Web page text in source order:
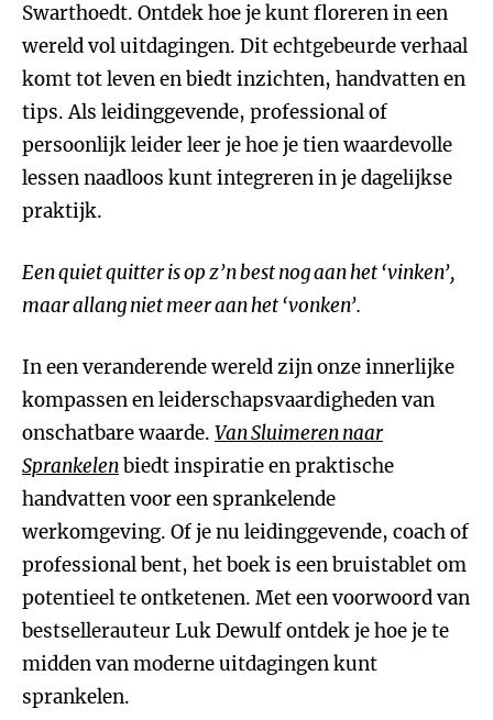
Swarthoedt. Ontdek hoe je kunt floreren in een
wereld vol uitdagingen. Dit echtgebeurde verhaal
komt tot leven en biedt inzichten, handvatten en
tips. Als leidinggevende, professional of
persoonlijk leider leer je hoe je tien waardevolle
lessen naadloos kunt integreren in je dagelijkse
praktijk.
Een quiet quitter is op z’n best nog aan het ‘vinken’,
maar allang niet meer aan het ‘vonken’.
In een veranderende wereld zijn onze innerlijke
kompassen en leiderschapsvaardigheden van
onschatbare waarde. Van Sluimeren naar
Sprankelenbiedt inspiratie en praktische
handvatten voor een sprankelende
werkomgeving. Of je nu leidinggevende, coach of
professional bent, het boek is een bruistablet om
potentieel te ontketenen. Met een voorwoord van
bestsellerauteur Luk Dewulf ontdek je hoe je te
midden van moderne uitdagingen kunt
sprankelen.